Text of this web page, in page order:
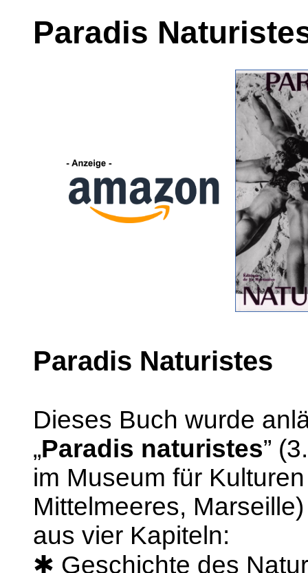
Paradis
Paradis Naturistes
Dieses Buch wurde
„Paradis naturistes”
im Museum für
Mittelmeeres,
aus vier Kapiteln:
✱ Geschichte des